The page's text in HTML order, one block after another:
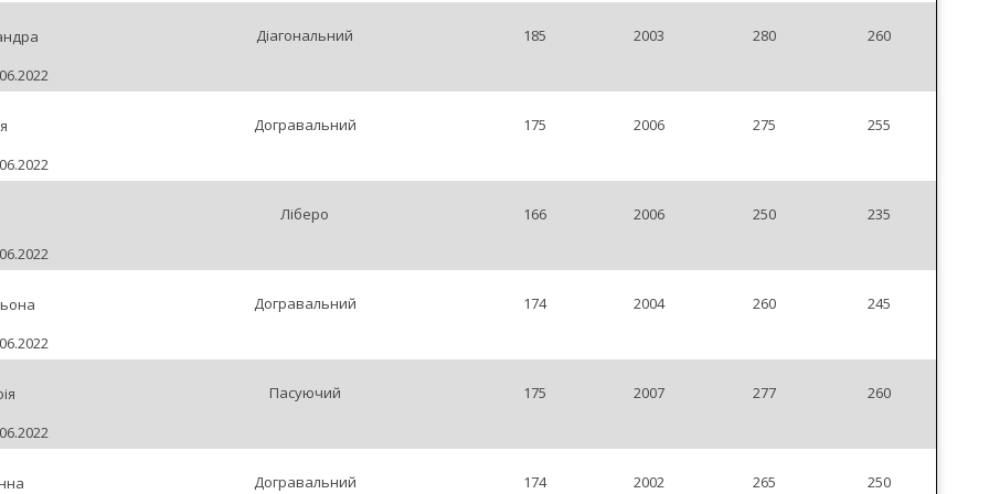
Діагональний 185 2003 280 260
Догравальний 175 2006 275 255
Ліберо 166 2006 250 235
Догравальний 174 2004 260 245
Пасуючий 175 2007 277 260
Догравальний 174 2002 265 250